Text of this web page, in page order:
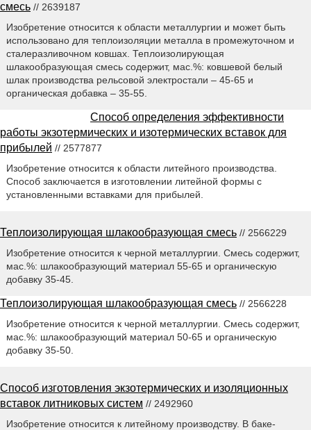
смесь // 2639187
Изобретение относится к области металлургии и может быть
использовано для теплоизоляции металла в промежуточном и
сталеразливочном ковшах. Теплоизолирующая
шлакообразующая смесь содержит, мас.%: ковшевой белый
шлак производства рельсовой электростали – 45-65 и
органическая добавка – 35-55.
Способ определения эффективности
работы экзотермических и изотермических вставок для
прибылей // 2577877
Изобретение относится к области литейного производства.
Способ заключается в изготовлении литейной формы с
установленными вставками для прибылей.
Теплоизолирующая шлакообразующая смесь // 2566229
Изобретение относится к черной металлургии. Смесь содержит,
мас.%: шлакообразующий материал 55-65 и органическую
добавку 35-45.
Теплоизолирующая шлакообразующая смесь // 2566228
Изобретение относится к черной металлургии. Смесь содержит,
мас.%: шлакообразующий материал 50-65 и органическую
добавку 35-50.
Способ изготовления экзотермических и изоляционных
вставок литниковых систем // 2492960
Изобретение относится к литейному производству. В баке-